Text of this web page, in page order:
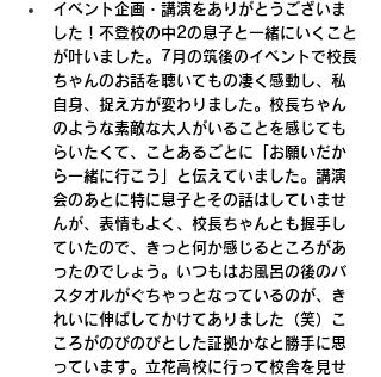
イベント企画・講演をありがとうございま
した！不登校の中2の息子と一緒にいくこと
が叶いました。7月の筑後のイベントで校長
ちゃんのお話を聴いてもの凄く感動し、私
自身、捉え方が変わりました。校長ちゃん
のような素敵な大人がいることを感じても
らいたくて、ことあるごとに「お願いだか
ら一緒に行こう」と伝えていました。講演
会のあとに特に息子とその話はしていませ
んが、表情もよく、校長ちゃんとも握手し
ていたので、きっと何か感じるところがあ
ったのでしょう。いつもはお風呂の後のバ
スタオルがぐちゃっとなっているのが、き
れいに伸ばしてかけてありました（笑）こ
ころがのびのびとした証拠かなと勝手に思
っています。立花高校に行って校舎を見せ